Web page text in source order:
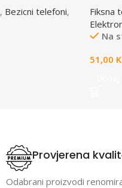
, Bezicni telefoni,
Fiksna
Na
51,00
Provjerena
Odabrani proizvodi